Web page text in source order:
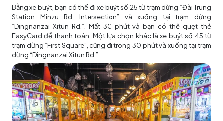
Bằng xe buýt, bạn có thể đi xe buýt số 25 từ trạm dừng “Đài Trung
Station Minzu Rd. Intersection” và xuống tại trạm dừng
“Dingnanzai Xitun Rd.”. Mất 30 phút và bạn có thể quẹt thẻ
EasyCard để thanh toán. Một lựa chọn khác là xe buýt số 45 từ
trạm dừng “First Square”, cũng đi trong 30 phút và xuống tại trạm
dừng “Dingnanzai Xitun Rd.”.